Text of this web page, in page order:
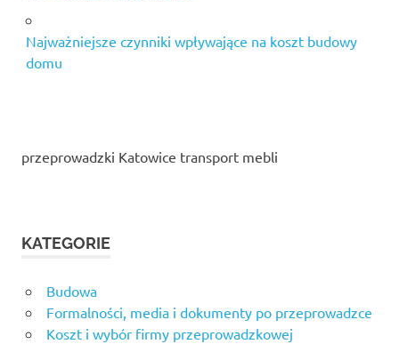
Najważniejsze czynniki wpływające na koszt budowy
domu
przeprowadzki Katowice transport mebli
KATEGORIE
Budowa
Formalności, media i dokumenty po przeprowadzce
Koszt i wybór firmy przeprowadzkowej